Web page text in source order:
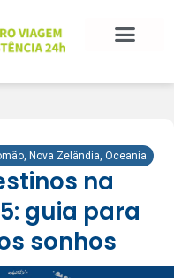
, Nova Zelândia, Oceania
na
guia para
sonhos